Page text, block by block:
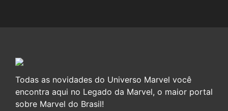
Todas as novidades do Universo Marvel você
encontra aqui no Legado da Marvel, o maior portal
sobre Marvel do Brasil!